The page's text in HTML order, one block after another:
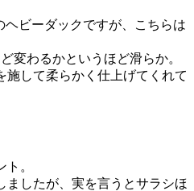
ビーダックですが、こちらは
変わるかというほど滑らか。
施して柔らかく仕上げてくれて
。
ましたが、実を言うとサラシほ